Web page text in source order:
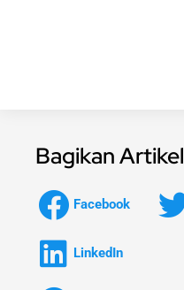
Bagikan Artikel
Facebook
LinkedIn